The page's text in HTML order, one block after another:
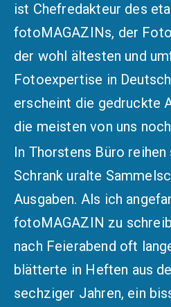
ist Chefredakteur des
fotoMAGAZINs, der
der wohl ältesten und
Fotoexpertise in
erscheint die gedruckte
die meisten von uns
In Thorstens Büro reihen
Schrank uralte
Ausgaben. Als ich
fotoMAGAZIN zu
nach Feierabend oft
blätterte in Heften aus
sechziger Jahren, ein